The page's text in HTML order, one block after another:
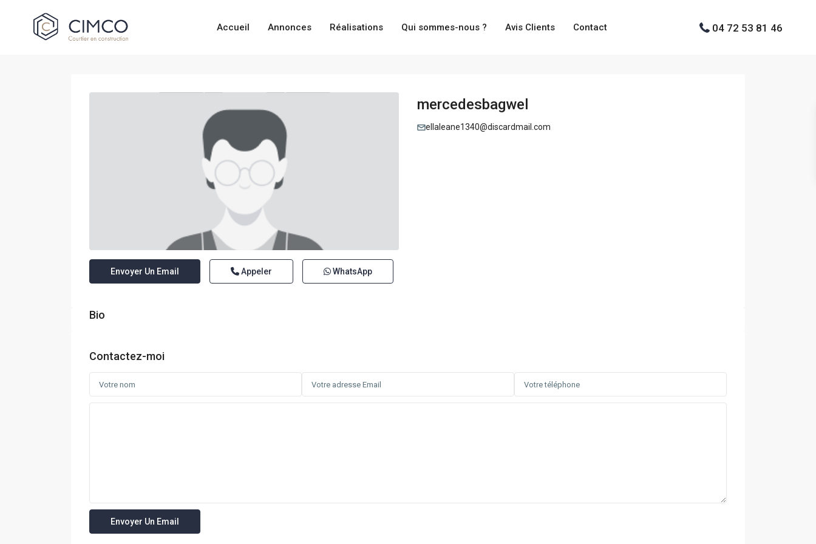
Accueil Annonces Réalisations Qui sommes-nous ? Avis Clients Contact 04 72 53 81 46
mercedesbagwel
ellaleane1340@discardmail.com
Envoyer Un Email Appeler WhatsApp
Bio
Contactez-moi